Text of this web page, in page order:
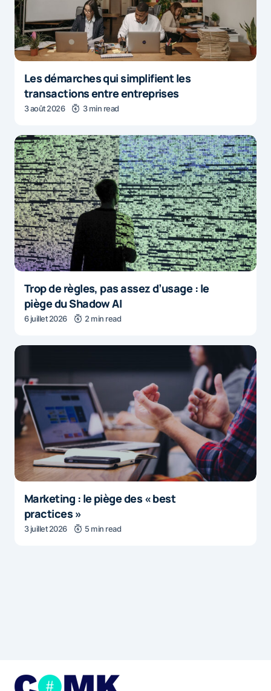
Les démarches qui simplifient les
transactions entre entreprises
3 août 2026 3 min read
Trop de règles, pas assez d’usage : le
piège du Shadow AI
6 juillet 2026 2 min read
Marketing : le piège des « best
practices »
3 juillet 2026 5 min read